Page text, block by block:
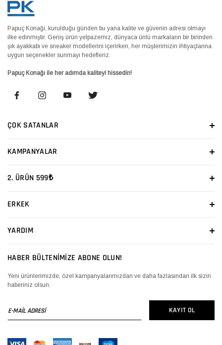
Papuç Konağı, kurulduğu günden bu yana kalite ve güvenin adresi olmayı
ilke edinmiştir. Geniş ürün yelpazemiz, dünyaca ünlü markaların bir birinden
şık ayakkabı ve sneaker modellerini içerirken, her müşterimizin ihtiyaçlarına
uygun seçenekler sunmayı hedefleriz.
Papuç Konağı ile her adımda kaliteyi hissedin!
ÇOK SATANLAR
KAMPANYALAR
2. ÜRÜN 599₺
ERKEK
YARDIM
HABER BÜLTENİMİZE ABONE OLUN!
Yeni ürünlerimizde, özel kampanyalarımızdan ve daha fazlasından ilk sizin
haberiniz olsun.
MAİL
KAYIT OL